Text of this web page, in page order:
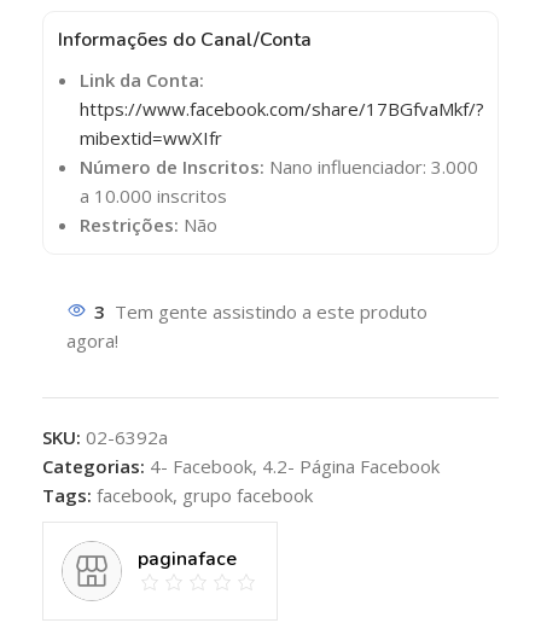
Informações do Canal/Conta
Link da Conta:
https://www.facebook.com/share/17BGfvaMkf/?
mibextid=wwXIfr
Número de Inscritos: Nano influenciador: 3.000
a 10.000 inscritos
Restrições: Não
3 Tem gente assistindo a este produto
agora!
SKU: 02-6392a
Categorias: 4- Facebook, 4.2- Página Facebook
Tags: facebook, grupo facebook
paginaface